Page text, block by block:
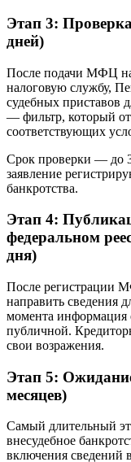
Этап 3:
дней)
После подачи МФЦ
налоговую службу,
судебных приставов
— фильтр, который
соответствующих
Срок проверки — до
заявление
банкротства.
Этап 4:
федеральном
дня)
После регистрации
направить сведения
момента информация
публичной.
свои возражения.
Этап 5:
месяцев)
Самый длительный
внесудебное
включения сведений